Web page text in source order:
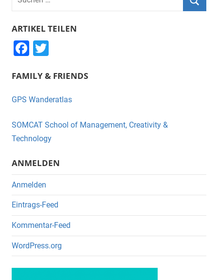
ARTIKEL TEILEN
F
c
e
o
o
k
tt
er
FAMILY & FRIENDS
GPS Wanderatlas
SOMCAT School of Management, Creativity &
Technology
ANMELDEN
Anmelden
Eintrags-Feed
Kommentar-Feed
WordPress.org